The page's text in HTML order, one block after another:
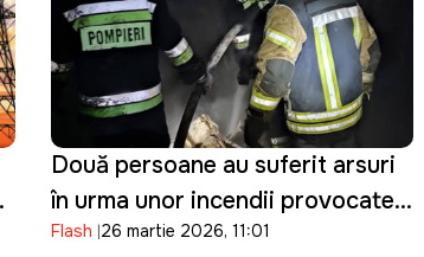
Două persoane au suferit arsuri
în urma unor incendii provocate
de neglijență
Flash 26 martie 2026, 11:01